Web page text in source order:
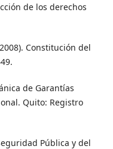
de los derechos
Constitución del
de Garantías
Quito: Registro
Pública y del